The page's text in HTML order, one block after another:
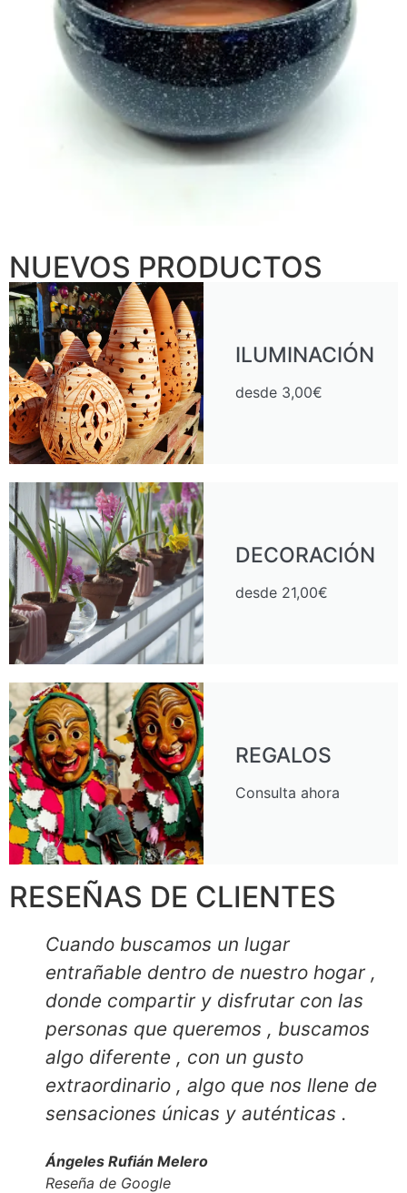
€
NUEVOS PRODUCTOS
ILUMINACIÓN
desde 3,00€
DECORACIÓN
desde 21,00€
REGALOS
Consulta ahora
RESEÑAS DE CLIENTES
Cuando buscamos un lugar
entrañable dentro de nuestro hogar ,
donde compartir y disfrutar con las
personas que queremos , buscamos
algo diferente , con un gusto
extraordinario , algo que nos llene de
sensaciones únicas y auténticas .
Ángeles Rufián Melero
Reseña de Google